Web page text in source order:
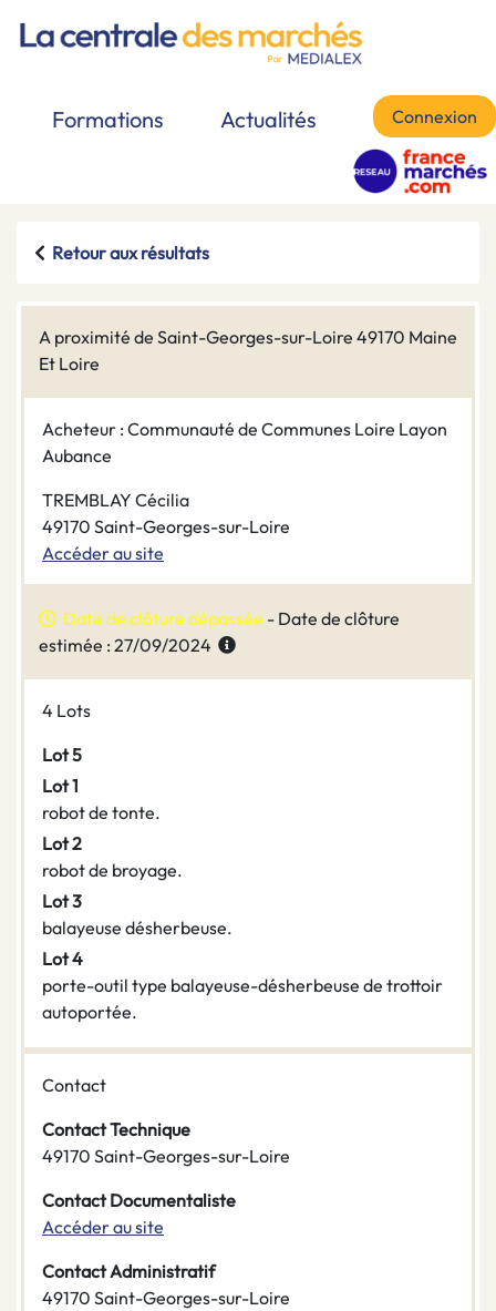
Formations Actualités Connexion
Retour aux résultats
A proximité de Saint-Georges-sur-Loire 49170 Maine
Et Loire
Acheteur : Communauté de Communes Loire Layon
Aubance
TREMBLAY Cécilia
49170 Saint-Georges-sur-Loire
Accéder au site
Date de clôture dépassée - Date de clôture
estimée : 27/09/2024
4 Lots
Lot 5
Lot 1
robot de tonte.
Lot 2
robot de broyage.
Lot 3
balayeuse désherbeuse.
Lot 4
porte-outil type balayeuse-désherbeuse de trottoir
autoportée.
Contact
Contact Technique
49170 Saint-Georges-sur-Loire
Contact Documentaliste
Accéder au site
Contact Administratif
49170 Saint-Georges-sur-Loire